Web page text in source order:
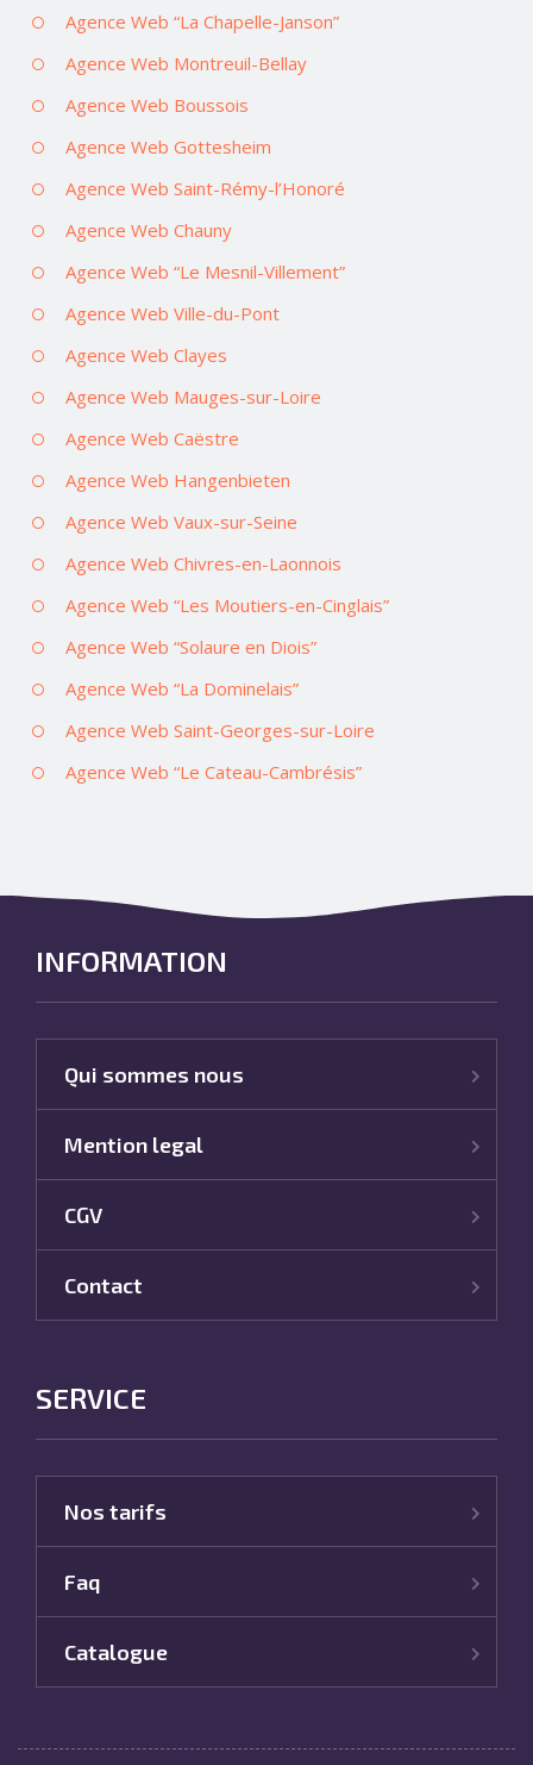
Agence Web “La Chapelle-Janson”
Agence Web Montreuil-Bellay
Agence Web Boussois
Agence Web Gottesheim
Agence Web Saint-Rémy-l’Honoré
Agence Web Chauny
Agence Web “Le Mesnil-Villement”
Agence Web Ville-du-Pont
Agence Web Clayes
Agence Web Mauges-sur-Loire
Agence Web Caëstre
Agence Web Hangenbieten
Agence Web Vaux-sur-Seine
Agence Web Chivres-en-Laonnois
Agence Web “Les Moutiers-en-Cinglais”
Agence Web “Solaure en Diois”
Agence Web “La Dominelais”
Agence Web Saint-Georges-sur-Loire
Agence Web “Le Cateau-Cambrésis”
INFORMATION
Qui sommes nous
Mention legal
CGV
Contact
SERVICE
Nos tarifs
Faq
Catalogue